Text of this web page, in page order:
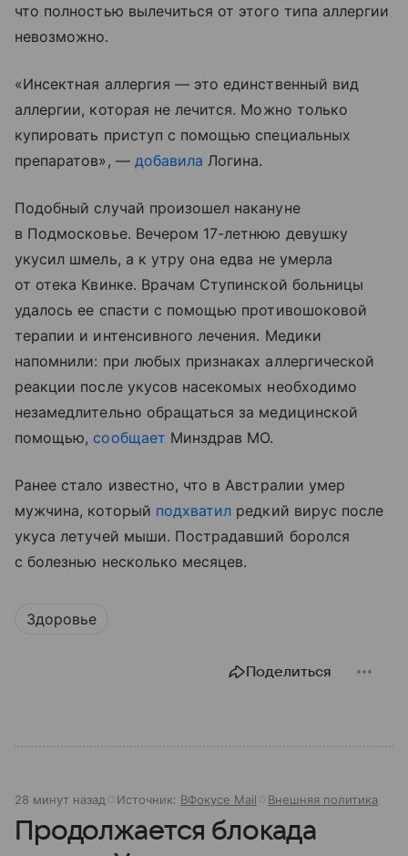
что полностью вылечиться от этого типа аллергии
невозможно.
«Инсектная аллергия — это единственный вид
аллергии, которая не лечится. Можно только
купировать приступ с помощью специальных
препаратов», — добавила Логина.
Подобный случай произошел накануне
в Подмосковье. Вечером 17-летнюю девушку
укусил шмель, а к утру она едва не умерла
от отека Квинке. Врачам Ступинской больницы
удалось ее спасти с помощью противошоковой
терапии и интенсивного лечения. Медики
напомнили: при любых признаках аллергической
реакции после укусов насекомых необходимо
незамедлительно обращаться за медицинской
помощью, сообщает Минздрав МО.
Ранее стало известно, что в Австралии умер
мужчина, который подхватил редкий вирус после
укуса летучей мыши. Пострадавший боролся
с болезнью несколько месяцев.
Здоровье
Поделиться
28 минут назад Источник: ВФокусе Mail Внешняя политика
Продолжается блокада